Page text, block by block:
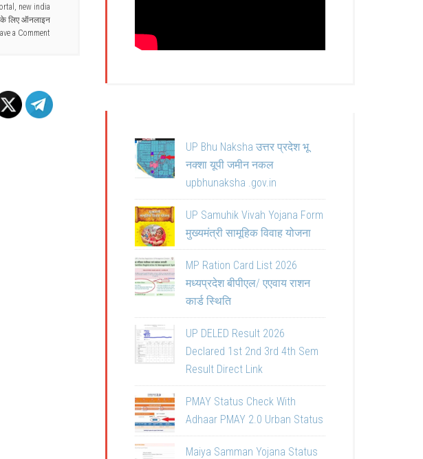
, new india
के लिए ऑनलाइन
a Comment
UP Bhu Naksha उत्तर प्रदेश भू
नक्शा यूपी जमीन नकल
upbhunaksha .gov.in
UP Samuhik Vivah Yojana Form
मुख्यमंत्री सामूहिक विवाह योजना
MP Ration Card List 2026
मध्यप्रदेश बीपीएल/ एएवाय राशन
कार्ड स्थिति
UP DELED Result 2026
Declared 1st 2nd 3rd 4th Sem
Result Direct Link
PMAY Status Check With
Adhaar PMAY 2.0 Urban Status
Maiya Samman Yojana Status